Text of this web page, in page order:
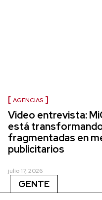
AGENCIAS
Video entrevista:
está
fragmentadas en
publicitarios
julio 17, 2026
GENTE